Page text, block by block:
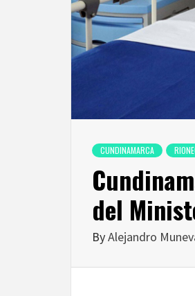
CUNDINAMARCA
del
ByAlejandro